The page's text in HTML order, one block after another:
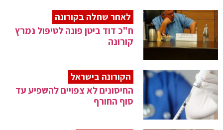
לאחר שחלה בקורונה
ח"כ דוד ביטן פונה לטיפול נמרץ
קורונה
הקורונה בישראל
החיסונים לא צפויים להשפיע עד
סוף החורף